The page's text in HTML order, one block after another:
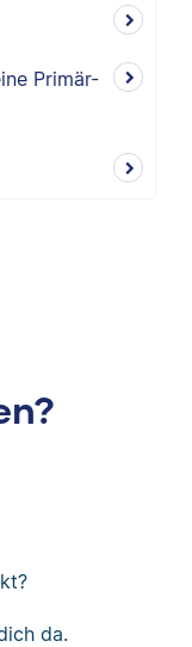
Primär-
da.